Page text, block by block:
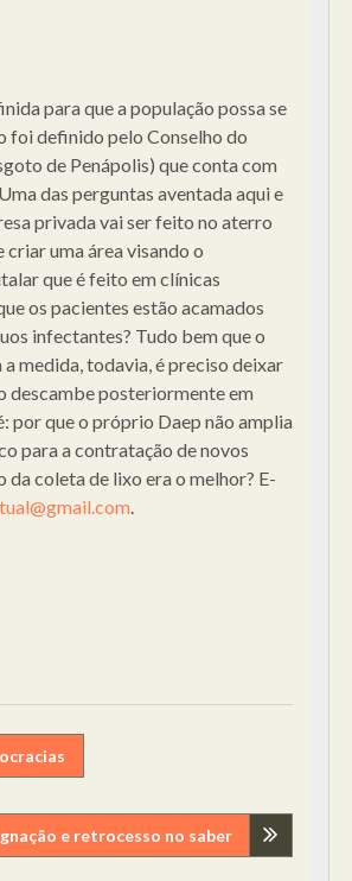
para que a população possa se
foi definido pelo Conselho do
de Penápolis) que conta com
das perguntas aventada aqui e
privada vai ser feito no aterro
uma área visando o
que é feito em clínicas
os pacientes estão acamados
infectantes? Tudo bem que o
medida, todavia, é preciso deixar
descambe posteriormente em
por que o próprio Daep não amplia
para a contratação de novos
coleta de lixo era o melhor? E-
.
e retrocesso no saber